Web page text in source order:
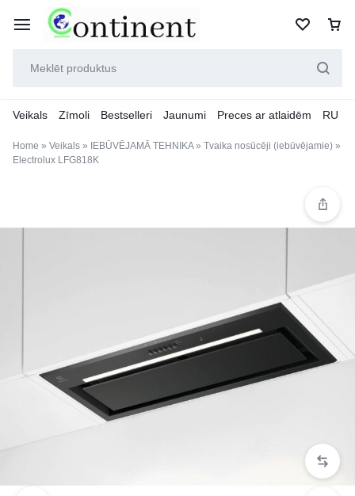
Veikals Zīmoli Bestselleri Jaunumi Preces ar atlaidēm RU
Home » Veikals » IEBŪVĒJAMĀ TEHNIKA» Tvaika nosūcēji (iebūvējamie) »
Electrolux LFG818K